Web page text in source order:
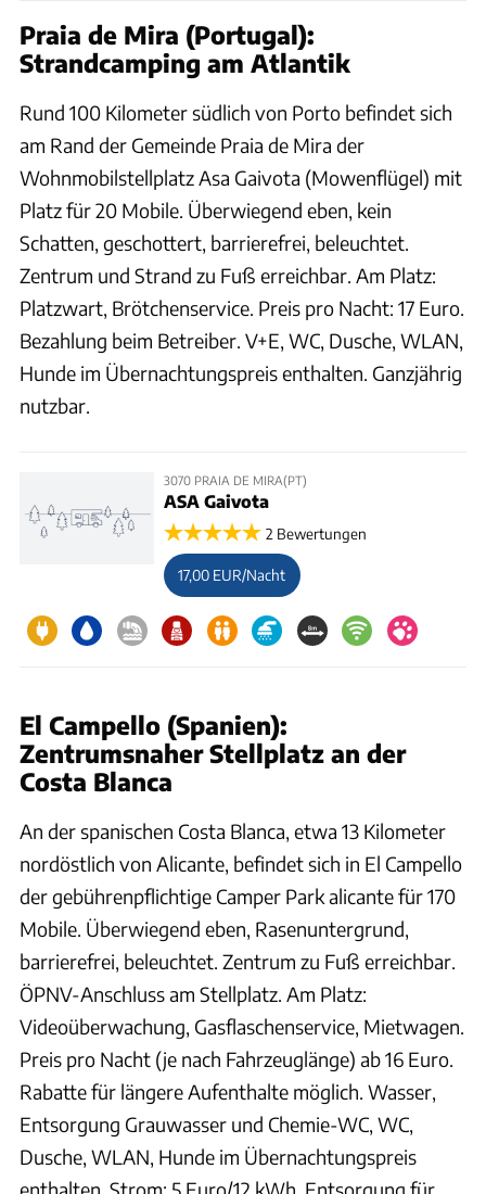
Praia de Mira (Portugal):
Strandcamping am Atlantik
Rund 100 Kilometer südlich von Porto befindet sich
am Rand der Gemeinde Praia de Mira der
Wohnmobilstellplatz Asa Gaivota (Mowenflügel) mit
Platz für 20 Mobile. Überwiegend eben, kein
Schatten, geschottert, barrierefrei, beleuchtet.
Zentrum und Strand zu Fuß erreichbar. Am Platz:
Platzwart, Brötchenservice. Preis pro Nacht: 17 Euro.
Bezahlung beim Betreiber. V+E, WC, Dusche, WLAN,
Hunde im Übernachtungspreis enthalten. Ganzjährig
nutzbar.
3070 PRAIA DE MIRA(PT)
ASA Gaivota
2 Bewertungen
17,00 EUR/Nacht
El Campello (Spanien):
Zentrumsnaher Stellplatz an der
Costa Blanca
An der spanischen Costa Blanca, etwa 13 Kilometer
nordöstlich von Alicante, befindet sich in El Campello
der gebührenpflichtige Camper Park alicante für 170
Mobile. Überwiegend eben, Rasenuntergrund,
barrierefrei, beleuchtet. Zentrum zu Fuß erreichbar.
ÖPNV-Anschluss am Stellplatz. Am Platz:
Videoüberwachung, Gasflaschenservice, Mietwagen.
Preis pro Nacht (je nach Fahrzeuglänge) ab 16 Euro.
Rabatte für längere Aufenthalte möglich. Wasser,
Entsorgung Grauwasser und Chemie-WC, WC,
Dusche, WLAN, Hunde im Übernachtungspreis